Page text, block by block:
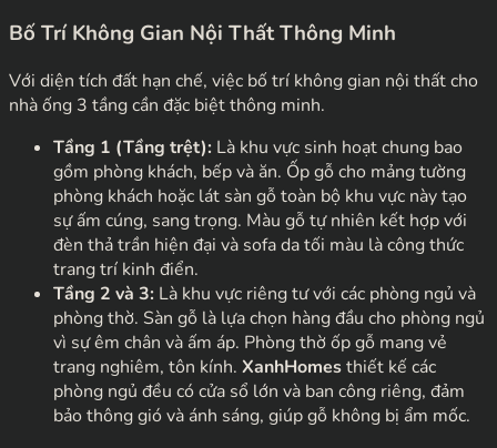
Bố Trí Không Gian Nội Thất Thông Minh
Với diện tích đất hạn chế, việc bố trí không gian nội thất cho
nhà ống 3 tầng cần đặc biệt thông minh.
Tầng 1 (Tầng trệt): Là khu vực sinh hoạt chung bao
gồm phòng khách, bếp và ăn. Ốp gỗ cho mảng tường
phòng khách hoặc lát sàn gỗ toàn bộ khu vực này tạo
sự ấm cúng, sang trọng. Màu gỗ tự nhiên kết hợp với
đèn thả trần hiện đại và sofa da tối màu là công thức
trang trí kinh điển.
Tầng 2 và 3: Là khu vực riêng tư với các phòng ngủ và
phòng thờ. Sàn gỗ là lựa chọn hàng đầu cho phòng ngủ
vì sự êm chân và ấm áp. Phòng thờ ốp gỗ mang vẻ
trang nghiêm, tôn kính. XanhHomesthiết kế các
phòng ngủ đều có cửa sổ lớn và ban công riêng, đảm
bảo thông gió và ánh sáng, giúp gỗ không bị ẩm mốc.